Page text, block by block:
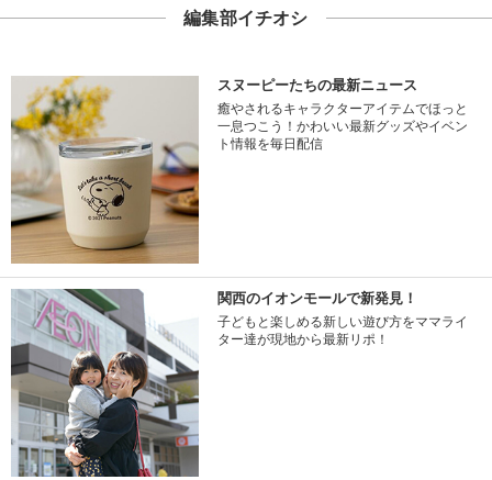
編集部イチオシ
スヌーピーたちの最新ニュース
癒やされるキャラクターアイテムでほっと
一息つこう！かわいい最新グッズやイベン
ト情報を毎日配信
関西のイオンモールで新発見！
子どもと楽しめる新しい遊び方をママライ
ター達が現地から最新リポ！